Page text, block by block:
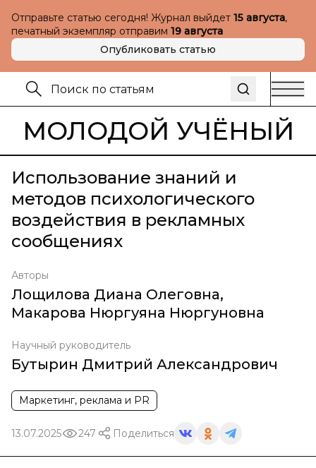
Отправьте статью сегодня! Журнал выйдет 15 августа,
печатный экземпляр отправим 19 августа
Опубликовать статью
МОЛОДОЙ УЧЁНЫЙ
Использование знаний и
методов психологического
воздействия в рекламных
сообщениях
Авторы
Лощилова Диана Олеговна,
Макарова Нюргуяна Нюргуновна
Научный руководитель
Бутырин Дмитрий Александрович
Маркетинг, реклама и PR
13.07.2025 247 Поделиться